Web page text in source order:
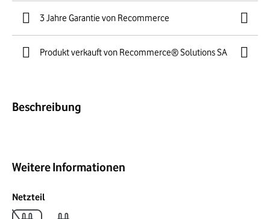
3 Jahre Garantie von Recommerce
Produkt verkauft von Recommerce® Solutions SA
Beschreibung
Weitere Informationen
Netzteil